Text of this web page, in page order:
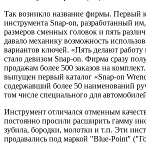
Так возникло название фирмы. Первый
инструмента Snap-on, разработанный
размеров сменных головок и пять
давало механику возможность
вариантов ключей. «Пять делают работу
стало девизом Snap-on. Фирма сразу
продажам более 500 заказов на
выпущен первый каталог «Snap-on
содержавший более 50 наименований
том числе специального для
Инструмент отличался отменным
постоянно просили расширить гамму
зубила, бородки, молотки и т.п. Эти
продавались под маркой "Blue-Point"